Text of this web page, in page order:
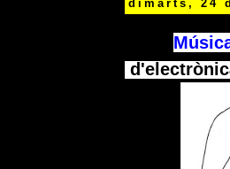
dimarts, 24